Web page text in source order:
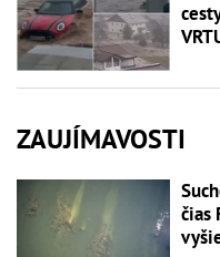
ZAUJÍMAVOSTI
čias